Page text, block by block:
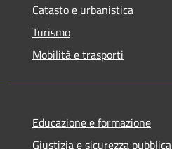
Catasto e urbanistica
Turismo
Mobilità e trasporti
Educazione e formazione
Giustizia e sicurezza pubblica